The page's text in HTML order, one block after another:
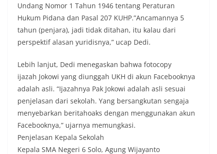
Undang Nomor 1 Tahun 1946 tentang Peraturan
Hukum Pidana dan Pasal 207 KUHP.”Ancamannya 5
tahun (penjara), jadi tidak ditahan, itu kalau dari
perspektif alasan yuridisnya,” ucap Dedi.
Lebih lanjut, Dedi menegaskan bahwa fotocopy
ijazah Jokowi yang diunggah UKH di akun Facebooknya
adalah asli. “Ijazahnya Pak Jokowi adalah asli sesuai
penjelasan dari sekolah. Yang bersangkutan sengaja
menyebarkan beritahoaks dengan menggunakan akun
Facebooknya,” ujarnya memungkasi.
Penjelasan Kepala Sekolah
Kepala SMA Negeri 6 Solo, Agung Wijayanto